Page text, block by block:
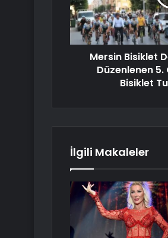
Mersin Bisiklet
Düzenlenen 5.
Bisiklet
İlgili Makaleler